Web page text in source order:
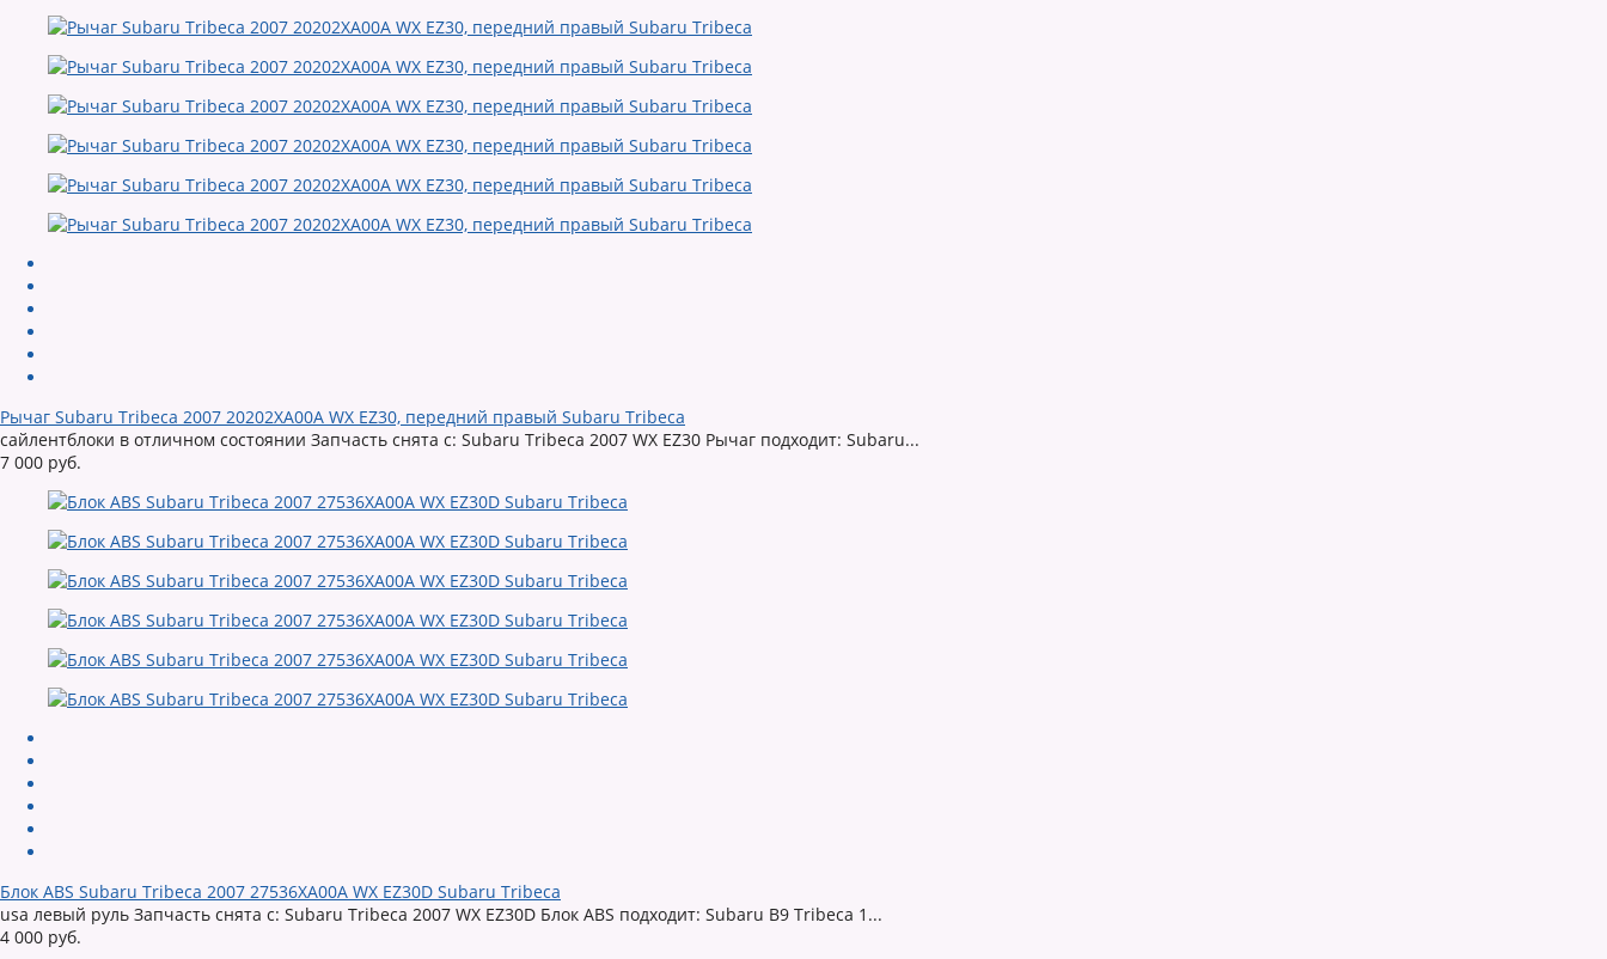
Рычаг Subaru Tribeca 2007 20202XA00A WX EZ30, передний правый Subaru Tribeca
сайлентблоки в отличном состоянии Запчасть снята с: Subaru Tribeca 2007 WX EZ30 Рычаг подходит: Subaru...
7 000 руб.
Блок ABS Subaru Tribeca 2007 27536XA00A WX EZ30D Subaru Tribeca
usa левый руль Запчасть снята с: Subaru Tribeca 2007 WX EZ30D Блок ABS подходит: Subaru B9 Tribeca 1...
4 000 руб.